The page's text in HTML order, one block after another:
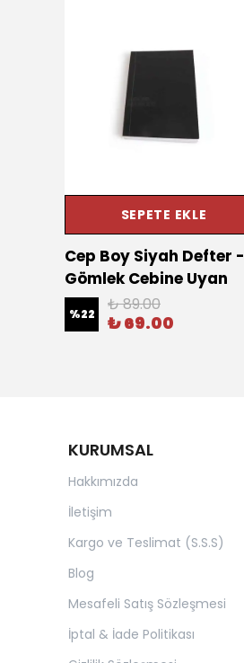
SEPETE EKLE
Cep Boy Siyah Defter -
Gömlek Cebine Uyan
%22 ₺ 89.00
₺ 69.00
KURUMSAL
Hakkımızda
İletişim
Kargo ve Teslimat (S.S.S)
Blog
Mesafeli Satış Sözleşmesi
İptal & İade Politikası